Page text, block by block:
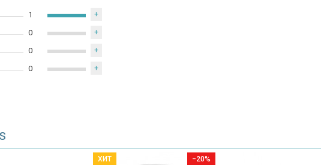
1 +
0 +
0 +
0 +
−20%
ХИТ